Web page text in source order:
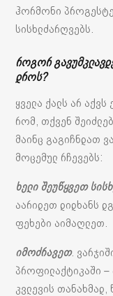
ჰორმონი
სისხლძარღვებს.
როგორ
დროს?
ყველა ქალს არ
რომ, თქვენ
მაინც გაგიჩნდათ
მოცემულ რჩევებს:
ხელი შეუწყვეთ
აარიდეთ დიდხანს
ფეხები აიმაღლეთ.
იმოძრავეთ.
პროფილაქტიკაში –
კვლევის თანახმად,